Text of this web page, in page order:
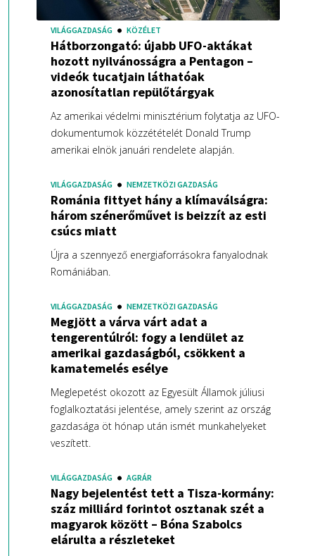
VILÁGGAZDASÁG KÖZÉLET
Hátborzongató: újabb UFO-aktákat
hozott nyilvánosságra a Pentagon –
videók tucatjain láthatóak
azonosítatlan repülőtárgyak
Az amerikai védelmi minisztérium folytatja az UFO-
dokumentumok közzétételét Donald Trump
amerikai elnök januári rendelete alapján.
VILÁGGAZDASÁG NEMZETKÖZI GAZDASÁG
Románia fittyet hány a klímaválságra:
három szénerőművet is beizzít az esti
csúcs miatt
Újra a szennyező energiaforrásokra fanyalodnak
Romániában.
VILÁGGAZDASÁG NEMZETKÖZI GAZDASÁG
Megjött a várva várt adat a
tengerentúlról: fogy a lendület az
amerikai gazdaságból, csökkent a
kamatemelés esélye
Meglepetést okozott az Egyesült Államok júliusi
foglalkoztatási jelentése, amely szerint az ország
gazdasága öt hónap után ismét munkahelyeket
veszített.
VILÁGGAZDASÁG AGRÁR
Nagy bejelentést tett a Tisza-kormány:
száz milliárd forintot osztanak szét a
magyarok között – Bóna Szabolcs
elárulta a részleteket